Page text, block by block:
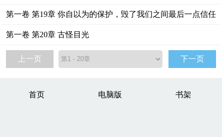
第一卷 第19章 你自以为的保护，毁了我们之间最后一点信任
第一卷 第20章 古怪目光
上一页 下一页
首页 电脑版 书架